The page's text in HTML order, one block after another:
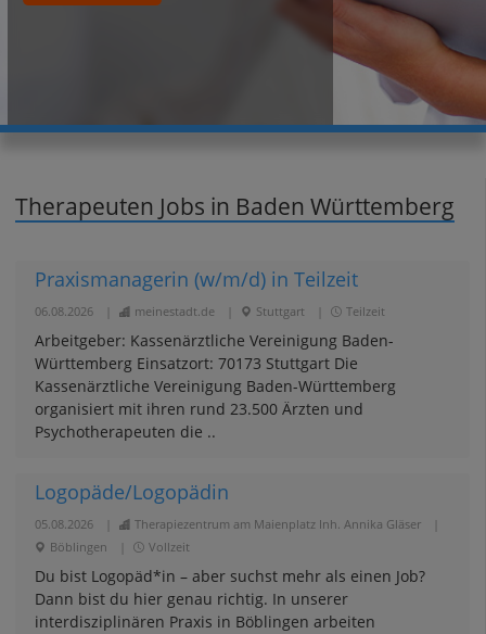
Therapeuten Jobs in Baden Württemberg
Praxismanagerin (w/m/d) in Teilzeit
06.08.2026 meinestadt.de Stuttgart Teilzeit
Arbeitgeber: Kassenärztliche Vereinigung Baden-
Württemberg Einsatzort: 70173 Stuttgart Die
Kassenärztliche Vereinigung Baden-Württemberg
organisiert mit ihren rund 23.500 Ärzten und
Psychotherapeuten die ..
Logopäde/Logopädin
05.08.2026 Therapiezentrum am Maienplatz Inh. Annika Gläser
Böblingen
Vollzeit
Du bist Logopäd*in – aber suchst mehr als einen Job?
Dann bist du hier genau richtig. In unserer
interdisziplinären Praxis in Böblingen arbeiten